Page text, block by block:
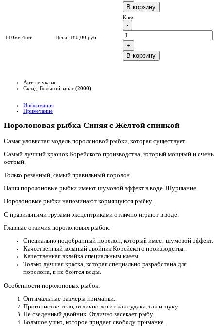
B корзину
110мм 4шт Цена: 180,00 руб
К-во:
B корзину
Арт. не указан
Склад: Большой запас (2000)
Информация
Примечание
Поролоновая рыбка Синяя с Желтой спинкой
Самая уловистая модель поролоновой рыбки, которая существует.
Самый лучший крючок Корейского производства, который мощный и очень
острый.
Только резанный, самый правильный поролон.
Наши поролоновые рыбки имеют шумовой эффект в воде. Шуршание.
Поролоновые рыбки напоминают кормящуюся рыбку.
С правильными грузами эксцентриками отлично играют в воде.
Главные отличия поролоновых рыбок:
Специально подобранный поролон, который имеет шумовой эффект.
Качественный кованый двойник Корейского производства.
Качественная вклейка специальным клеем.
Только лучшая краска, которая специально разработана для
поролона, и не боится воды.
Особенности поролоновых рыбок:
Оптимальные размеры приманки.
Прогонистое тело, отлично ловит как судака, так и щуку.
Не сведенный двойник. Отлично засекает рыбу.
Большое ушко, которое придает свободу приманке.